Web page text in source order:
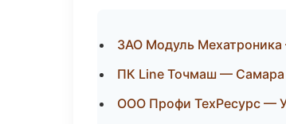
ЗАО Модуль
ПК Line Точмаш — Самара
ООО Профи ТехРесурс —